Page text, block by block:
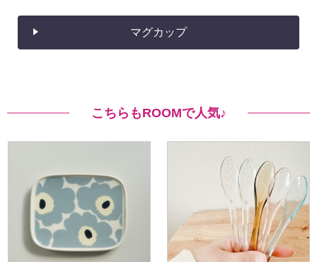
マグカップ
こちらもROOMで人気♪